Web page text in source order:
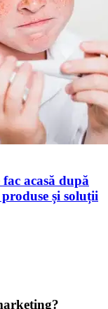
acasă după
și soluții